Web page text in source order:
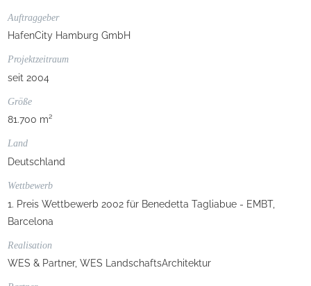
Auftraggeber
HafenCity Hamburg GmbH
Projektzeitraum
seit 2004
Größe
81.700 m²
Land
Deutschland
Wettbewerb
1. Preis Wettbewerb 2002 für Benedetta Tagliabue - EMBT,
Barcelona
Realisation
WES & Partner, WES LandschaftsArchitektur